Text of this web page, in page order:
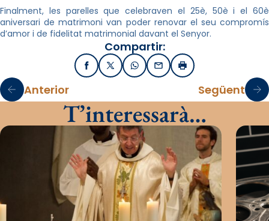
Finalment, les parelles que celebraven el 25è, 50è i el 60è
aniversari de matrimoni van poder renovar el seu compromís
d’amor i de fidelitat matrimonial davant el Senyor.
Compartir:
FacebookX / TwitterWhatsApp
EmailImprimir
Anterior Següent
T’interessarà…